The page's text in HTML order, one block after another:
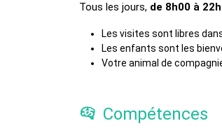
Tous les jours, de 8h00 à
Les visites sont libres
Les enfants sont les
Votre animal de
Compétences